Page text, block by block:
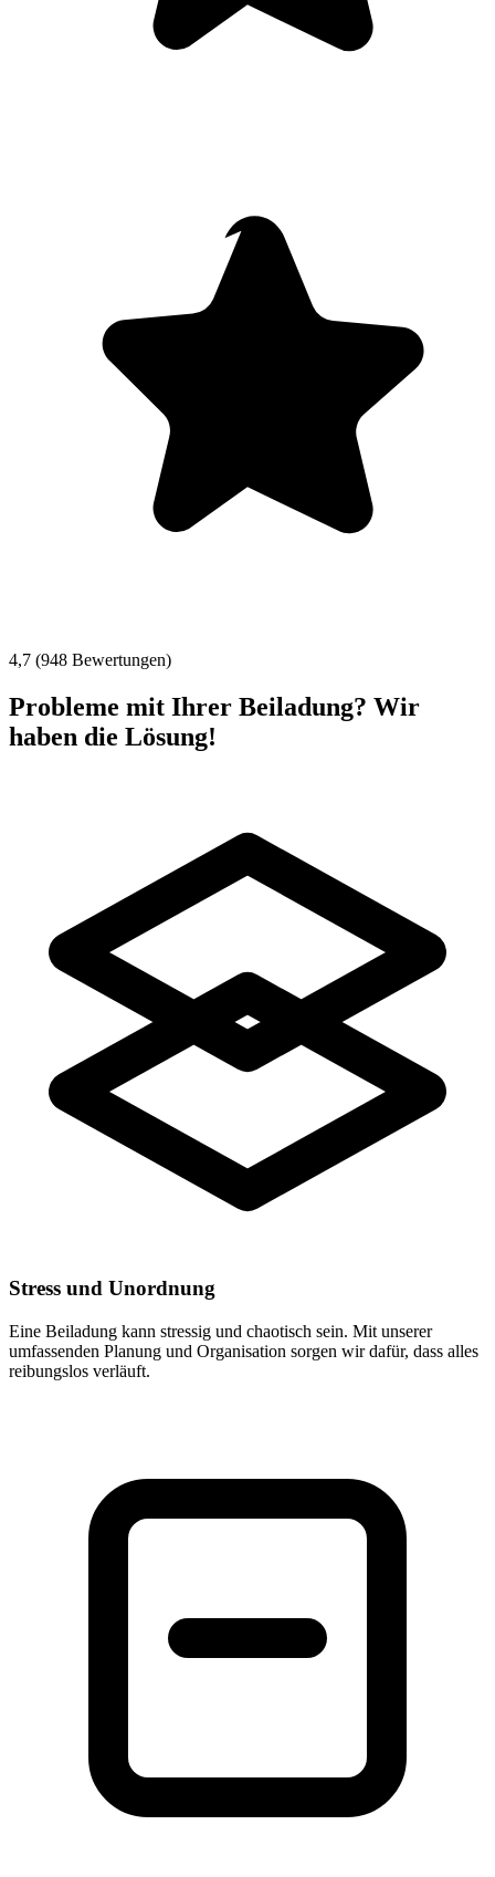
4,7 (948 Bewertungen)
Probleme mit Ihrer Beiladung? Wir
haben die Lösung!
Stress und Unordnung
Eine Beiladung kann stressig und chaotisch sein. Mit unserer
umfassenden Planung und Organisation sorgen wir dafür, dass alles
reibungslos verläuft.